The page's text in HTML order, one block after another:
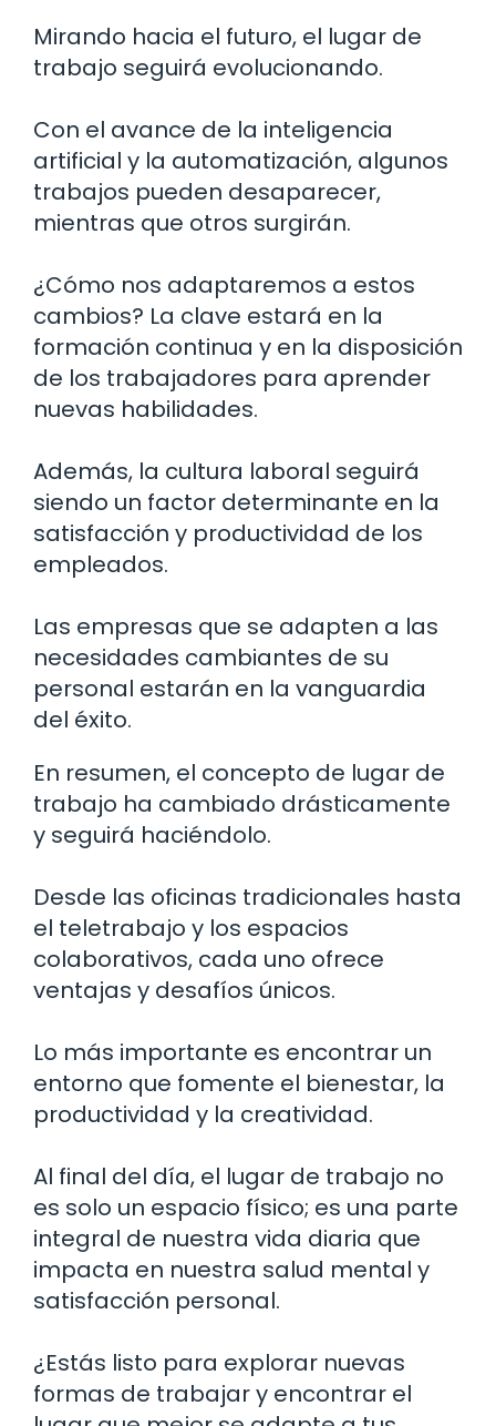
Mirando hacia el futuro, el lugar de
trabajo seguirá evolucionando.
Con el avance de la inteligencia
artificial y la automatización, algunos
trabajos pueden desaparecer,
mientras que otros surgirán.
¿Cómo nos adaptaremos a estos
cambios? La clave estará en la
formación continua y en la disposición
de los trabajadores para aprender
nuevas habilidades.
Además, la cultura laboral seguirá
siendo un factor determinante en la
satisfacción y productividad de los
empleados.
Las empresas que se adapten a las
necesidades cambiantes de su
personal estarán en la vanguardia
del éxito.
En resumen, el concepto de lugar de
trabajo ha cambiado drásticamente
y seguirá haciéndolo.
Desde las oficinas tradicionales hasta
el teletrabajo y los espacios
colaborativos, cada uno ofrece
ventajas y desafíos únicos.
Lo más importante es encontrar un
entorno que fomente el bienestar, la
productividad y la creatividad.
Al final del día, el lugar de trabajo no
es solo un espacio físico; es una parte
integral de nuestra vida diaria que
impacta en nuestra salud mental y
satisfacción personal.
¿Estás listo para explorar nuevas
formas de trabajar y encontrar el